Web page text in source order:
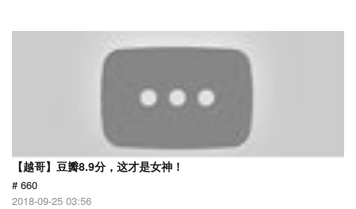
【越哥】豆瓣8.9分，这才是女神！
# 660
2018-09-25 03:56